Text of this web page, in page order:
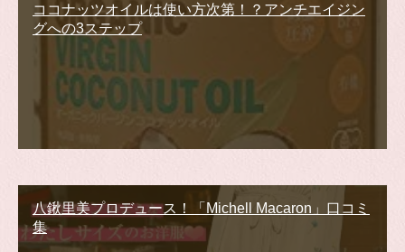
ココナッツオイルは使い方次第！？アンチエイジン
グへの3ステップ
八鍬里美プロデュース！「Michell Macaron」口コミ
集